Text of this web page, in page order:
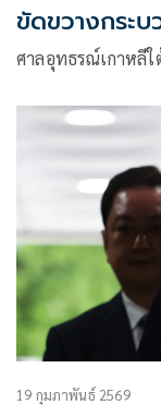
ขัดขวางกระบ
ศาลอุทธรณ์เกาหลี
19 กุมภาพันธ์ 2569